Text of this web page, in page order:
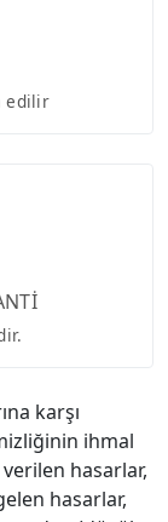
edilir
karşı
ihmal
hasarlar,
hasarlar,